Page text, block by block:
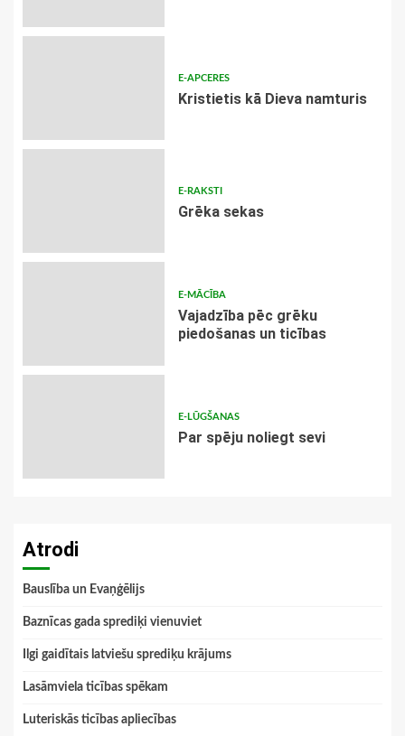
E-APCERES
Kristietis kā Dieva namturis
E-RAKSTI
Grēka sekas
E-MĀCĪBA
Vajadzība pēc grēku
piedošanas un ticības
E-LŪGŠANAS
Par spēju noliegt sevi
Atrodi
Bauslība un Evaņģēlijs
Baznīcas gada sprediķi vienuviet
Ilgi gaidītais latviešu sprediķu krājums
Lasāmviela ticības spēkam
Luteriskās ticības apliecības